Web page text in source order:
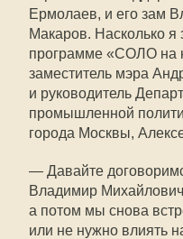
Ермолаев, и его зам
Макаров. Насколько
программе «СОЛО на
заместитель мэра
и руководитель
промышленной
города Москвы,
— Давайте
Владимир
а потом мы снова
или не нужно влиять